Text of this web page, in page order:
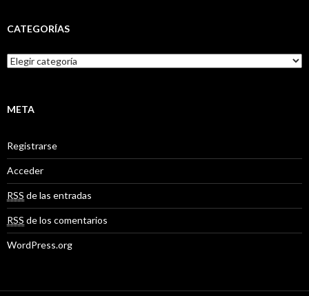
CATEGORÍAS
C
a
g
í
a
s
META
Registrarse
Acceder
RSS de las entradas
RSS de los comentarios
WordPress.org